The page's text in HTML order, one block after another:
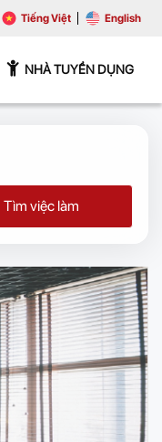
Tiếng Việt English
NHÀ TUYỂN DỤNG
Tìm việc làm